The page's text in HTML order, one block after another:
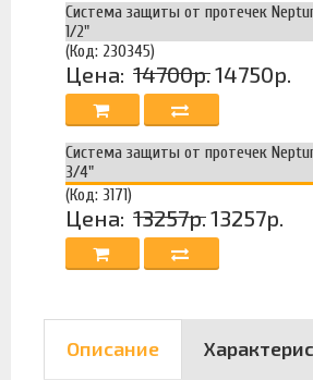
Система защиты от протечек
1/2"
(Код: 230345)
Цена: 14700р.14750р.
Система защиты от протечек
3/4"
(Код: 3171)
Цена: 13257р.13257р.
Описание